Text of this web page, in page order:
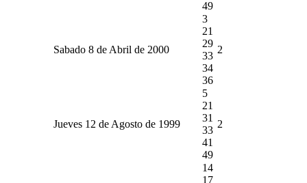
49
Sabado 8 de Abril de 2000
3
21
29
33
34
36
2
Jueves 12 de Agosto de 1999
5
21
31
33
41
49
2
14
17